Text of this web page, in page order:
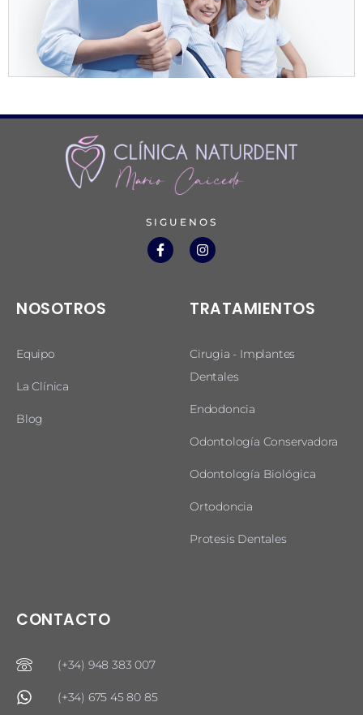
SIGUENOS
NOSOTROS
Equipo
La Clínica
Blog
TRATAMIENTOS
Cirugia - Implantes
Dentales
Endodoncia
Odontología Conservadora
Odontología Biológica
Ortodoncia
Protesis Dentales
CONTACTO
(+34) 948 383 007
(+34) 675 45 80 85